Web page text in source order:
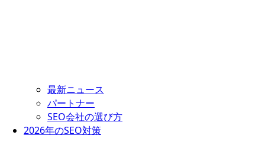
最新ニュース
パートナー
SEO会社の選び方
2026年のSEO対策